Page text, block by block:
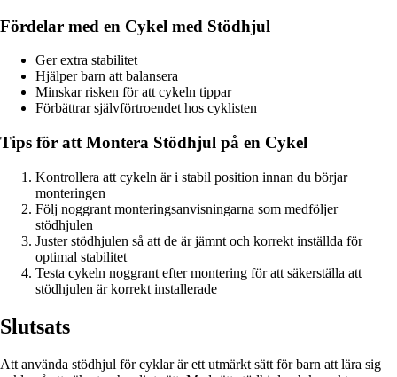
Fördelar med en Cykel med Stödhjul
Ger extra stabilitet
Hjälper barn att balansera
Minskar risken för att cykeln tippar
Förbättrar självförtroendet hos cyklisten
Tips för att Montera Stödhjul på en Cykel
Kontrollera att cykeln är i stabil position innan du börjar
monteringen
Följ noggrant monteringsanvisningarna som medföljer
stödhjulen
Juster stödhjulen så att de är jämnt och korrekt inställda för
optimal stabilitet
Testa cykeln noggrant efter montering för att säkerställa att
stödhjulen är korrekt installerade
Slutsats
Att använda stödhjul för cyklar är ett utmärkt sätt för barn att lära sig